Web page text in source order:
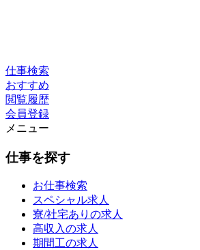
仕事検索
おすすめ
閲覧履歴
会員登録
メニュー
仕事を探す
お仕事検索
スペシャル求人
寮/社宅ありの求人
高収入の求人
期間工の求人